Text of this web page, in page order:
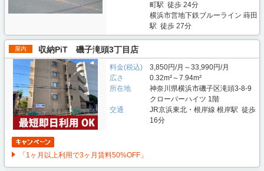
町駅 徒歩 24分
横浜市営地下鉄ブルーライン 蒔田
駅 徒歩 27分
屋内 収納PiT 磯子滝頭3丁目店
料金(税込)
3,850円/月～33,990円/月
広さ
0.32m²～7.94m²
所在地
神奈川県横浜市磯子区滝頭3-8-9
クローバーハイツ 1階
交通
JR京浜東北・根岸線 根岸駅 徒歩
16分
「1ヶ月以上利用で3ヶ月賃料50%OFF」